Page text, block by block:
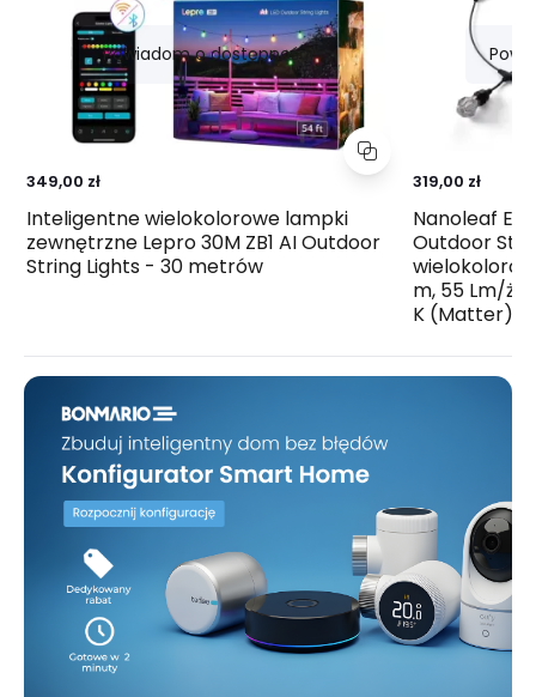
Powiadom o dostępności
349,00 zł
Inteligentne wielokolorowe lampki
zewnętrzne Lepro 30M ZB1 AI Outdoor
String Lights - 30 metrów
319,00 zł
Nanoleaf
Outdoor
m, 55 Lm/
K (Matter)